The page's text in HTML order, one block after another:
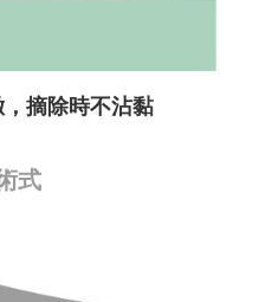
摘除時不沾黏
式